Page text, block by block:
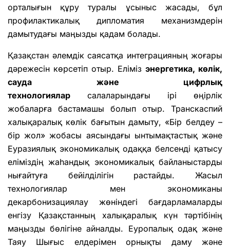
орталығын құру туралы ұсыныс жасады, бұл
профилактикалық дипломатия механизмдерін
дамытудағы маңызды қадам болады.
Қазақстан әлемдік саясатқа интеграцияның жоғары
дәрежесін көрсетіп отыр. Еліміз энергетика, көлік,
сауда және цифрлық
технологиялар салаларындағы ірі өңірлік
жобаларға бастамашы болып отыр. Транскаспий
халықаралық көлік бағытын дамыту, «Бір белдеу –
бір жол» жобасы аясындағы ынтымақтастық және
Еуразиялық экономикалық одаққа белсенді қатысу
еліміздің жаһандық экономикалық байланыстарды
нығайтуға бейілділігін растайды. Жасыл
технологиялар мен экономиканы
декарбонизациялау жөніндегі бағдарламаларды
енгізу Қазақстанның халықаралық күн тәртібінің
маңызды бөлігіне айналды. Еуропалық одақ және
Таяу Шығыс елдерімен орнықты даму және